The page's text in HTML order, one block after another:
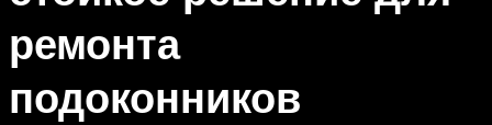
ремонта
подоконников